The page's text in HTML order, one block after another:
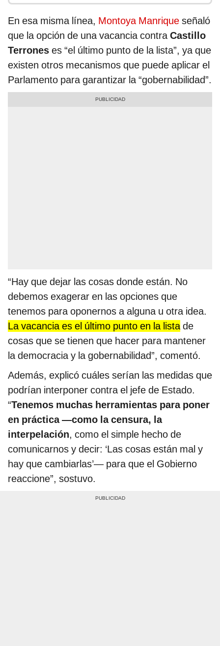
En esa misma línea, Montoya Manrique señaló
que la opción de una vacancia contraCastillo
Terrones es “el último punto de la lista”, ya que
existen otros mecanismos que puede aplicar el
Parlamento para garantizar la “gobernabilidad”.
“Hay que dejar las cosas donde están. No
debemos exagerar en las opciones que
tenemos para oponernos a alguna u otra idea.
La vacancia es el último punto en la listade
cosas que se tienen que hacer para mantener
la democracia y la gobernabilidad”, comentó.
Además, explicó cuáles serían las medidas que
podrían interponer contra el jefe de Estado.
“Tenemos muchas herramientas para poner
en práctica —como la censura, la
interpelación, como el simple hecho de
comunicarnos y decir: ‘Las cosas están mal y
hay que cambiarlas’— para que el Gobierno
reaccione”, sostuvo.